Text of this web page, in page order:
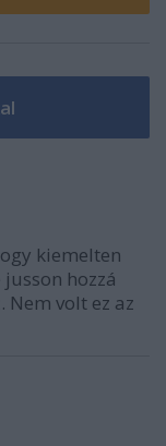
kiemelten
hozzá
Nem volt ez az